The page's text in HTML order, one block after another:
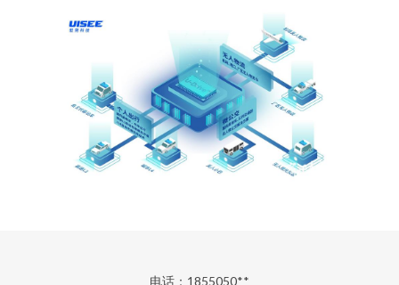
电话：1855050**